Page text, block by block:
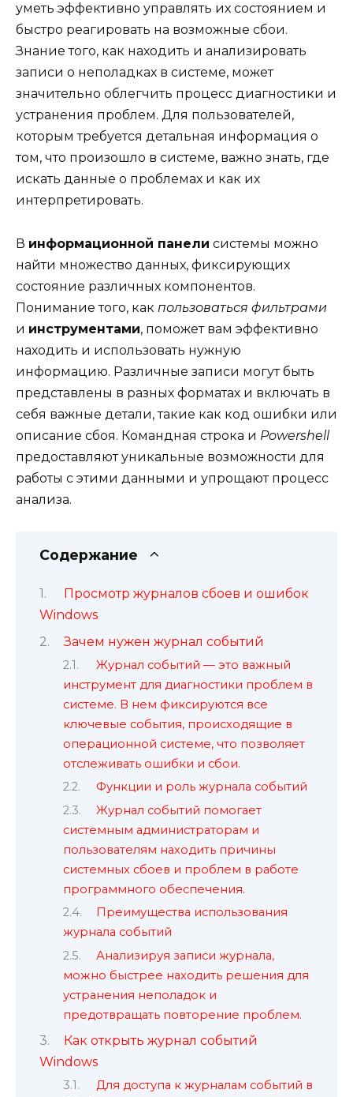
уметь эффективно управлять их состоянием и
быстро реагировать на возможные сбои.
Знание того, как находить и анализировать
записи о неполадках в системе, может
значительно облегчить процесс диагностики и
устранения проблем. Для пользователей,
которым требуется детальная информация о
том, что произошло в системе, важно знать, где
искать данные о проблемах и как их
интерпретировать.
В информационной панели системы можно
найти множество данных, фиксирующих
состояние различных компонентов.
Понимание того, как пользоваться фильтрами
и инструментами, поможет вам эффективно
находить и использовать нужную
информацию. Различные записи могут быть
представлены в разных форматах и включать в
себя важные детали, такие как код ошибки или
описание сбоя. Командная строка и Powershell
предоставляют уникальные возможности для
работы с этими данными и упрощают процесс
анализа.
Содержание
Просмотр журналов сбоев и ошибок
Windows
Зачем нужен журнал событий
Журнал событий — это важный
инструмент для диагностики проблем в
системе. В нем фиксируются все
ключевые события, происходящие в
операционной системе, что позволяет
отслеживать ошибки и сбои.
Функции и роль журнала событий
Журнал событий помогает
системным администраторам и
пользователям находить причины
системных сбоев и проблем в работе
программного обеспечения.
Преимущества использования
журнала событий
Анализируя записи журнала,
можно быстрее находить решения для
устранения неполадок и
предотвращать повторение проблем.
Как открыть журнал событий
Windows
Для доступа к журналам событий в